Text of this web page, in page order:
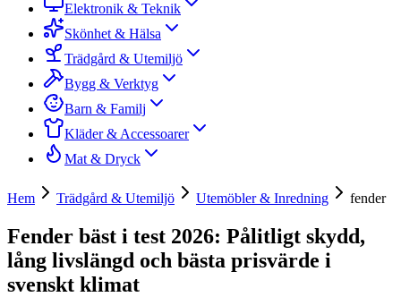
Elektronik & Teknik
Skönhet & Hälsa
Trädgård & Utemiljö
Bygg & Verktyg
Barn & Familj
Kläder & Accessoarer
Mat & Dryck
Hem Trädgård & Utemiljö Utemöbler & Inredning fender
Fender bäst i test 2026: Pålitligt skydd,
lång livslängd och bästa prisvärde i
svenskt klimat